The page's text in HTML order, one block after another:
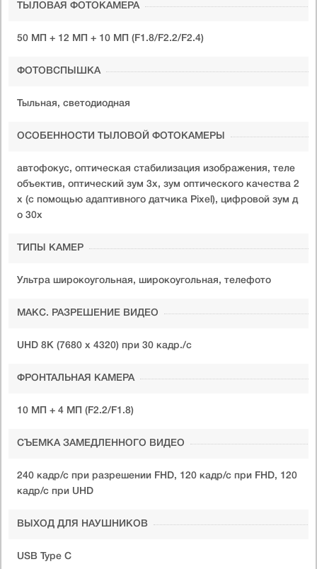
ТЫЛОВАЯ ФОТОКАМЕРА
50 МП + 12 МП + 10 МП (F1.8/F2.2/F2.4)
ФОТОВСПЫШКА
Тыльная, светодиодная
ОСОБЕННОСТИ ТЫЛОВОЙ ФОТОКАМЕРЫ
автофокус, оптическая стабилизация изображения, теле
объектив, оптический зум 3x, зум оптического качества 2
x (с помощью адаптивного датчика Pixel), цифровой зум д
о 30x
ТИПЫ КАМЕР
Ультра широкоугольная, широкоугольная, телефото
МАКС. РАЗРЕШЕНИЕ ВИДЕО
UHD 8K (7680 x 4320) при 30 кадр./c
ФРОНТАЛЬНАЯ КАМЕРА
10 МП + 4 МП (F2.2/F1.8)
СЪЕМКА ЗАМЕДЛЕННОГО ВИДЕО
240 кадр/с при разрешении FHD, 120 кадр/с при FHD, 120
кадр/с при UHD
ВЫХОД ДЛЯ НАУШНИКОВ
USB Type C